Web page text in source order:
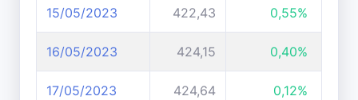
15/05/2023 422,43 0,55%
16/05/2023 424,15 0,40%
17/05/2023 424,64 0,12%